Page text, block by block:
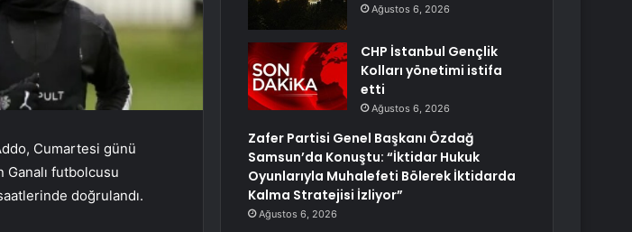
Cumartesi günü
Ganalı futbolcusu
doğrulandı.
Ağustos 6, 2026
CHP İstanbul Gençlik
Kolları yönetimi istifa
etti
Ağustos 6, 2026
Zafer Partisi Genel Başkanı Özdağ
Samsun’da Konuştu: “İktidar Hukuk
Oyunlarıyla Muhalefeti Bölerek İktidarda
Kalma Stratejisi İzliyor”
Ağustos 6, 2026